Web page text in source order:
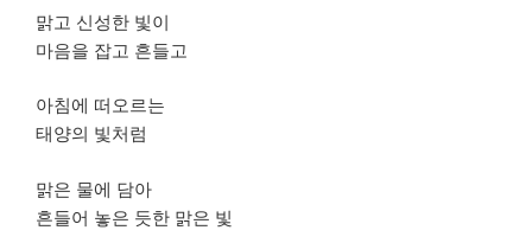
맑고 신성한 빛이
마음을 잡고 흔들고
아침에 떠오르는
태양의 빛처럼
맑은 물에 담아
흔들어 놓은 듯한 맑은 빛